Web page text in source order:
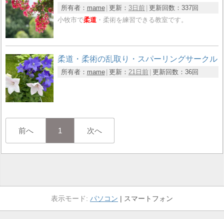
所有者： mame 更新： 3日前 更新回数： 337回
小牧市で柔道 ・柔術を練習できる教室です。
柔道・柔術の乱取り・スパーリングサークル
所有者： mame 更新： 21日前 更新回数： 36回
前へ 1 次へ
パソコン スマートフォン